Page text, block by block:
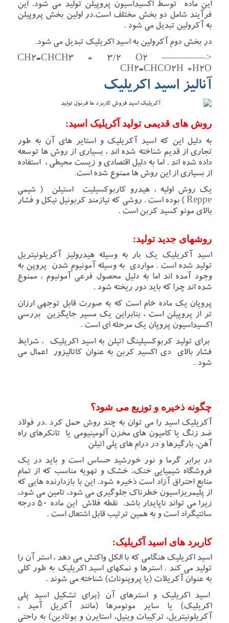
این ماده توسط اکسیداسیون پروپیلن تولید می شود. این
فرآیند شامل دو بخش مختلف است.در اولین بخش پروپیلن
به آکرولین تبدیل می شود .
در بخش دوم آکرولین به اسید اکریلیک تبدیل می شود.
CH2=CHCH3 + 3/2 O2 ————–>
CH2=CHCO2H +H2O
آنالیز اسید اکریلیک
روش های قدیمی تولید آکریلیک اسید:
به دلیل این که اسید آکریلیک و استایر های آن به طور
تجاری از قدیم شناخته شده اند ، بسیاری از روش ها توسعه
داده شده اند . اما به دلیل اقتصادی و زیست محیطی ، استفاده
از بسیاری از این روش ها ممنوع شده است.
یک روش اولیه ، هیدرو کاربوکسیلیت استیلن ( شیمی
Reppe ) بوده است . روشی که نیازمند کربونیل نیکل و فشار
بالای مونو کسید کربن است .
روشهای جدید تولید:
اسید آکریلیک یک بار به وسیله هیدرولیز آکریلونیتریل
تولید شده است . مواردی به وسیله آمونیوم شدن پروپن به
وجود آمده اند اما به دلیل محصول فرعی آمونیوم ، ممنوع
شده اند چرا که باید دور ریخته شود .
پروپان یک ماده خام است که به صورت قابل توجهی ارزان
تر از پروپیلن است ، بنابراین یک مسیر جایگزین بررسی
اکسیداسیون پروپان یک مرحله ای است .
برای تولید کربوکسیلینگ اتیلن به اسید اکریلیک ، شرایط
فشار بالای دی اکسید کربن به عنوان کاتالیزور اعمال می
شود .
چگونه ذخیره و توزیع می شود؟
آکریلیک اسید را می توان به چند روش حمل کرد .در فولاد
ضد زنگ یا کامیون های مخزن آلومینیومی یا تانکرهای راه
آهن، بارگیرها و در درام های پلی اتیلن
در برابر گرما و نور خورشید حساس است و باید در یک
فروشگاه شیمیایی خنک، خشک و تهویه مناسب که از تمام
منابع احتراق آزاد است ذخیره شود. این با بازدارنده هایی که
از پلیمریزاسیون خطرناک جلوگیری می شود، تامین می شود،
زیرا می تواند ناپایدار باشد. نقطه فلاش این ماده 50 درجه
سانتيگراد است و به همین ترتیب قابل اشتعال است .
کاربرد های اسید آکریلیک:
اسید اکریلیک هنگامی که با الکل واکنش می دهد ، استر آن را
تولید می کند . استرها و نمکهای اسید اکریلیک به طور کلی
به عنوان آکریلات (یا پروپنونات) شناخته می شوند .
اسید اکریلیک و استرهای آن (برای تشکیل اسید پلی
اکریلیک) یا سایر مونومرها (مانند آکریل آمید ،
آکریلونیتریل، ترکیبات وینیل، استایرن و بوتادین) به راحتی